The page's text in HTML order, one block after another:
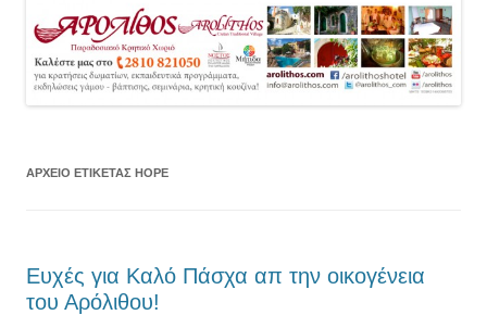
ΑΡΧΕΊΟ ΕΤΙΚΈΤΑΣ HOPE
Ευχές για Καλό Πάσχα απ την οικογένεια
του Αρόλιθου!